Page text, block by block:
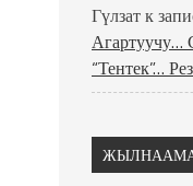
Гүлзатк
Агартуучу…
“Тентек”…